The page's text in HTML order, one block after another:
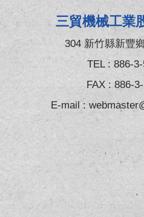
三貿機械工業
304 新竹縣新豐
TEL : 886-
FAX : 886-
E-mail :